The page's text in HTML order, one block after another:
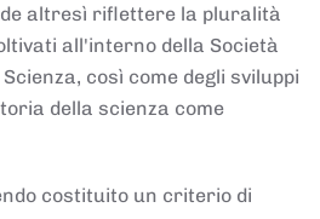
altresì riflettere la pluralità
all'interno della Società
così come degli sviluppi
della scienza come
costituito un criterio di